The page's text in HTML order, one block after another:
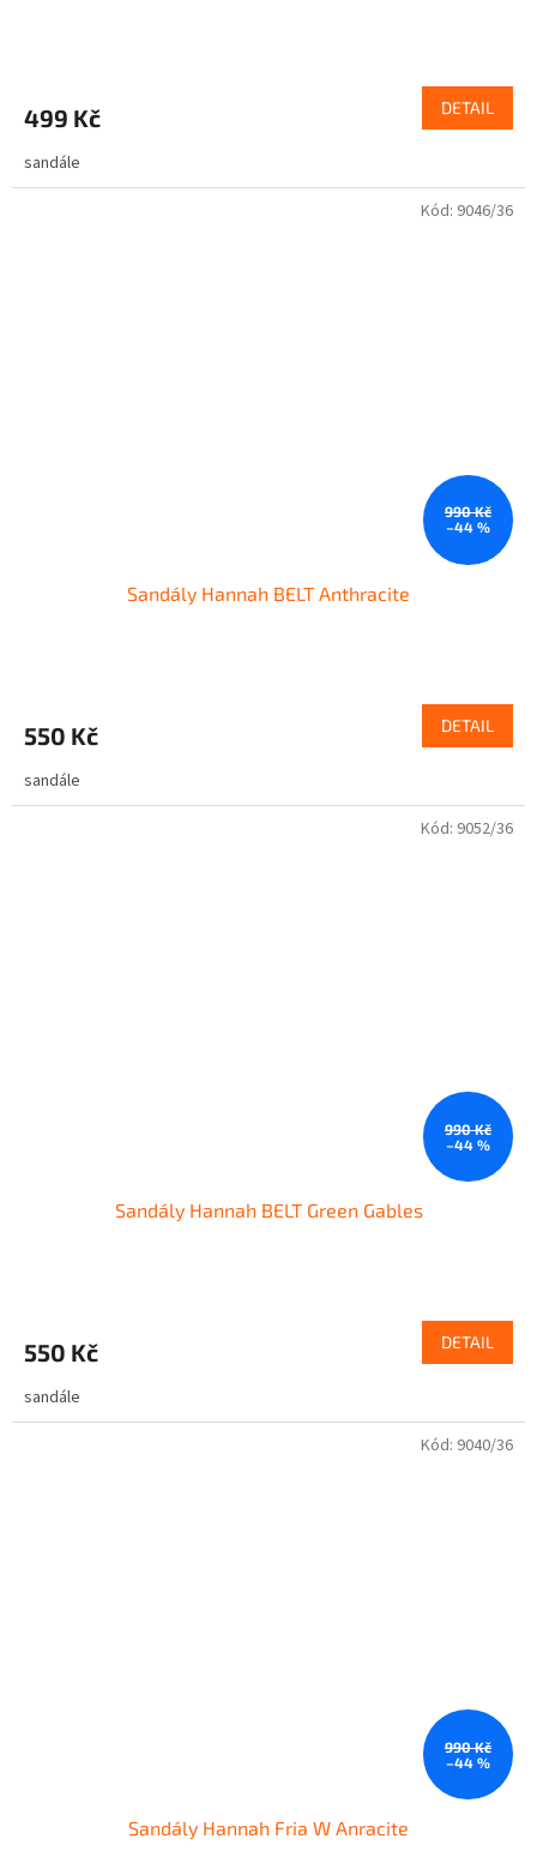
499 Kč DETAIL
sandále
990 Kč
–44 %
Sandály Hannah BELT Anthracite
550 Kč DETAIL
sandále
Kód: 9046/36
990 Kč
–44 %
Sandály Hannah BELT Green Gables
550 Kč DETAIL
sandále
Kód: 9052/36
990 Kč
–44 %
Sandály Hannah Fria W Anracite
Kód: 9040/36